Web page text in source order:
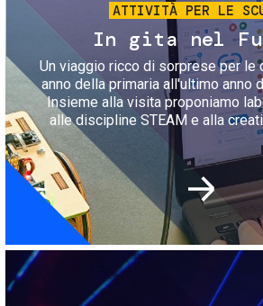
ATTIVITÀ PER LE
In gita nel
Un viaggio ricco di sorprese per le
anno della primaria all'ultimo anno
Insieme alla visita proponiamo
alle discipline STEAM e alla
Immagine